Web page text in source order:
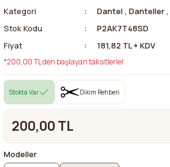
Kategori Dantel, Danteller,
Stok Kodu
P2AK7T48SD
Fiyat
181,82 TL + KDV
*200,00 TL den başlayan taksitlerle!
Stokta Var Dikim Rehberi
200,00 TL
Modeller